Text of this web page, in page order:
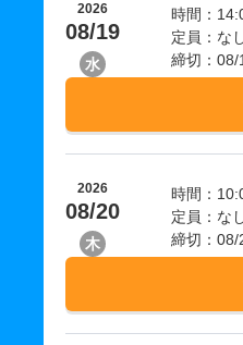
2026
08/19
水
時間：
定員：な
締切：
2026
08/20
木
時間：
定員：な
締切：